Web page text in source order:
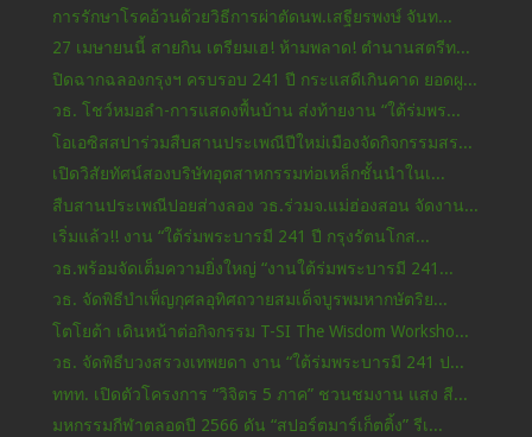
การรักษาโรคอ้วนด้วยวิธีการผ่าตัดนพ.เสฐียรพงษ์ จันท...
27 เมษายนนี้ สายกิน เตรียมเฮ! ห้ามพลาด! ตำนานสตรีท...
ปิดฉากฉลองกรุงฯ ครบรอบ 241 ปี กระแสดีเกินคาด ยอดผู...
วธ. โชว์หมอลำ-การแสดงพื้นบ้าน ส่งท้ายงาน “ใต้ร่มพร...
โอเอซิสสปาร่วมสืบสานประเพณีปีใหม่เมืองจัดกิจกรรมสร...
เปิดวิสัยทัศน์สองบริษัทอุตสาหกรรมท่อเหล็กชั้นนำในเ...
สืบสานประเพณีปอยส่างลอง วธ.ร่วมจ.แม่ฮ่องสอน จัดงาน...
เริ่มแล้ว!! งาน “ใต้ร่มพระบารมี 241 ปี กรุงรัตนโกส...
วธ.พร้อมจัดเต็มความยิ่งใหญ่ “งานใต้ร่มพระบารมี 241...
วธ. จัดพิธีบำเพ็ญกุศลอุทิศถวายสมเด็จบูรพมหากษัตริย...
โตโยต้า เดินหน้าต่อกิจกรรม T-SI The Wisdom Worksho...
วธ. จัดพิธีบวงสรวงเทพยดา งาน “ใต้ร่มพระบารมี 241 ป...
ททท. เปิดตัวโครงการ “วิจิตร 5 ภาค” ชวนชมงาน แสง สี...
มหกรรมกีฬาตลอดปี 2566 ดัน “สปอร์ตมาร์เก็ตติ้ง” รีเ...